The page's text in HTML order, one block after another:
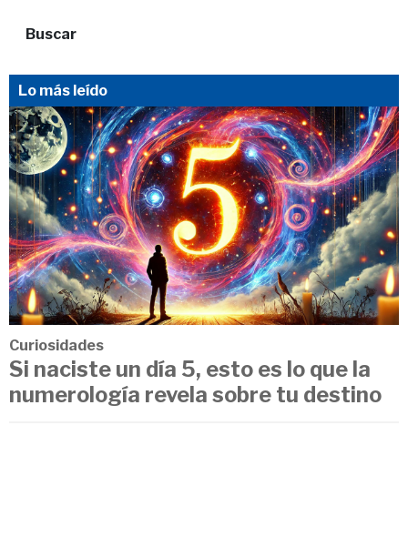
Buscar
Lo más leído
Curiosidades
Si naciste un día 5, esto es lo que la
numerología revela sobre tu destino